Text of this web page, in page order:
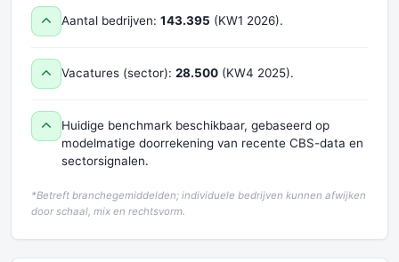
Aantal bedrijven: 143.395 (KW1 2026).
Vacatures (sector): 28.500 (KW4 2025).
Huidige benchmark beschikbaar, gebaseerd op
modelmatige doorrekening van recente CBS-data en
sectorsignalen.
*Betreft branchegemiddelden; individuele bedrijven kunnen afwijken
door schaal, mix en rechtsvorm.